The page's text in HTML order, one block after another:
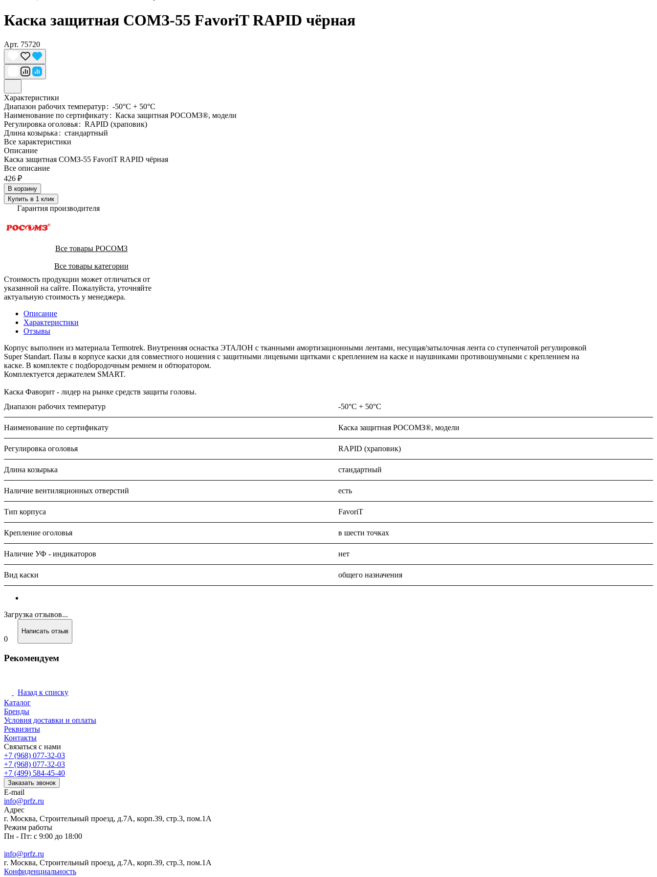
Каска защитная СОМЗ-55 FavoriT RAPID чёрная
Арт. 75720
Характеристики
Диапазон рабочих температур: -50°C + 50°C
Наименование по сертификату: Каска защитная РОСОМЗ®, модели
Регулировка оголовья: RAPID (храповик)
Длина козырька: стандартный
Все характеристики
Описание
Каска защитная СОМЗ-55 FavoriT RAPID чёрная
Все описание
426 ₽
В корзину
Купить в 1 клик
Гарантия производителя
Все товары РОСОМЗ
Все товары категории
Стоимость продукции может отличаться от
указанной на сайте. Пожалуйста, уточняйте
актуальную стоимость у менеджера.
Описание
Характеристики
Отзывы
Корпус выполнен из материала Termotrek. Внутренняя оснастка ЭТАЛОН с тканными амортизационными лентами, несущая/затылочная лента со ступенчатой регулировкой
Super Standart. Пазы в корпусе каски для совместного ношения с защитными лицевыми щитками с креплением на каске и наушниками противошумными с креплением на
каске. В комплекте с подбородочным ремнем и обтюратором.
Комплектуется держателем SMART.
Каска Фаворит - лидер на рынке средств защиты головы.
Диапазон рабочих температур
-50°C + 50°C
Наименование по сертификату Каска защитная РОСОМЗ®, модели
Регулировка оголовья RAPID (храповик)
Длина козырька стандартный
Наличие вентиляционных отверстий есть
Тип корпуса FavoriT
Крепление оголовья в шести точках
Наличие УФ - индикаторов нет
Вид каски общего назначения
Загрузка отзывов...
0
Написать отзыв
Рекомендуем
Назад к списку
Каталог
Бренды
Условия доставки и оплаты
Реквизиты
Контакты
Связаться с нами
+7 (968) 077-32-03
+7 (968) 077-32-03
+7 (499) 584-45-40
Заказать звонок
E-mail
info@prfz.ru
Адрес
г. Москва, Строительный проезд, д.7А, корп.39, стр.3, пом.1А
Режим работы
Пн - Пт: с 9:00 до 18:00
info@prfz.ru
г. Москва, Строительный проезд, д.7А, корп.39, стр.3, пом.1А
Конфиденциальность